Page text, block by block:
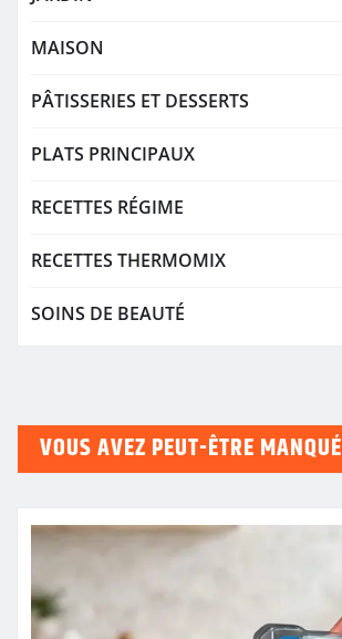
MAISON
PÂTISSERIES ET DESSERTS
PLATS PRINCIPAUX
RECETTES RÉGIME
RECETTES THERMOMIX
SOINS DE BEAUTÉ
VOUS AVEZ PEUT-ÊTRE MANQUÉ